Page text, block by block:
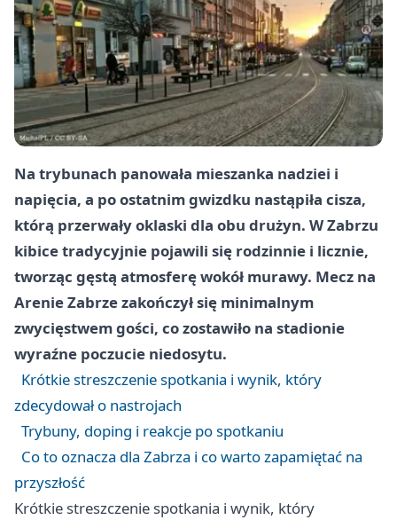
Na trybunach panowała mieszanka nadziei i
napięcia, a po ostatnim gwizdku nastąpiła cisza,
którą przerwały oklaski dla obu drużyn. W Zabrzu
kibice tradycyjnie pojawili się rodzinnie i licznie,
tworząc gęstą atmosferę wokół murawy. Mecz na
Arenie Zabrzezakończył się minimalnym
zwycięstwem gości, co zostawiło na stadionie
wyraźne poczucie niedosytu.
Krótkie streszczenie spotkania i wynik, który
zdecydował o nastrojach
Trybuny, doping i reakcje po spotkaniu
Co to oznacza dla Zabrza i co warto zapamiętać na
przyszłość
Krótkie streszczenie spotkania i wynik, który